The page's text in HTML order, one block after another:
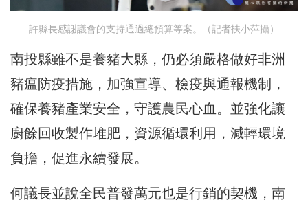
許縣長感謝議會的支持通過總預算等案。（記者扶小萍攝）
南投縣雖不是養豬大縣，仍必須嚴格做好非洲
豬瘟防疫措施，加強宣導、檢疫與通報機制，
確保養豬產業安全，守護農民心血。並強化讓
廚餘回收製作堆肥，資源循環利用，減輕環境
負擔，促進永續發展。
何議長並說全民普發萬元也是行銷的契機，南